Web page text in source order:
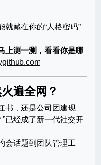
藏在你的“人格密码”
上测一测，看看你是哪
遍全网？
书，还是公司团建现
已经成了新一代社交开
会话题到团队管理工